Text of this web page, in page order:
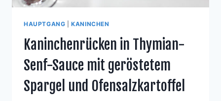
HAUPTGANG |KANINCHEN
Kaninchenrücken in Thymian-
Senf-Sauce mit geröstetem
Spargel und Ofensalzkartoffel